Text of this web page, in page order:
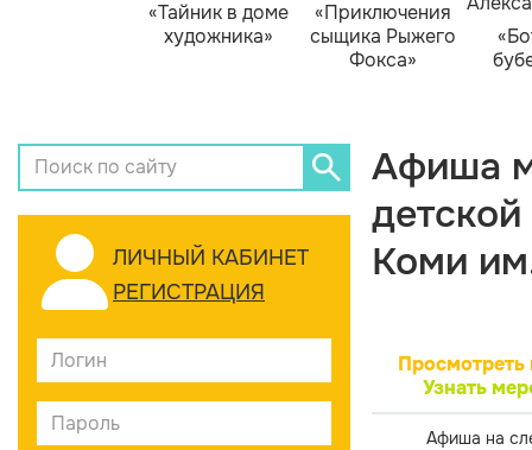
«Тайник в доме
художника»
«Приключения
сыщика Рыжего
Фокса»
ЛИЧНЫЙ КАБИНЕТ
РЕГИСТРАЦИЯ
Афиша
Коми
Просмотреть
Узнать
Афиша на